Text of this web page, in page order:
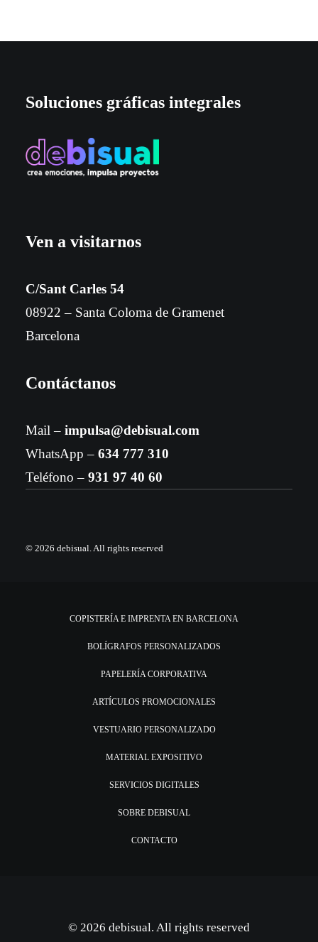
Soluciones gráficas integrales
Ven a visitarnos
C/Sant Carles 54
08922 – Santa Coloma de Gramenet
Barcelona
Contáctanos
Mail – impulsa@debisual.com
WhatsApp – 634 777 310
Teléfono – 931 97 40 60
© 2026 debisual.All rights reserved
COPISTERÍA E IMPRENTA EN BARCELONA
BOLÍGRAFOS PERSONALIZADOS
PAPELERÍA CORPORATIVA
ARTÍCULOS PROMOCIONALES
VESTUARIO PERSONALIZADO
MATERIAL EXPOSITIVO
SERVICIOS DIGITALES
SOBRE DEBISUAL
CONTACTO
© 2026 debisual. All rights reserved